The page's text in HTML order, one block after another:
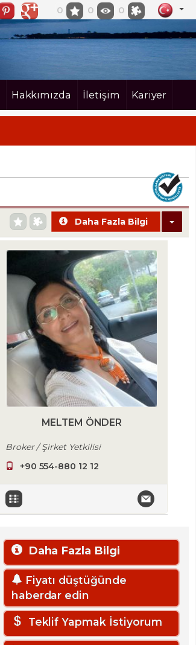
0 0 0
Hakkımızda İletişim Kariyer
Daha Fazla Bilgi
MELTEM ÖNDER
Broker / Şirket Yetkilisi
+90 554-880 12 12
Daha Fazla Bilgi
Fiyatı düştüğünde
haberdar edin
Teklif Yapmak İstiyorum